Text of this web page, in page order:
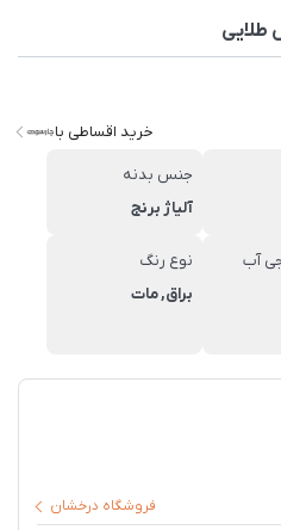
خرید اقساطی با
جنس بدنه
آلیاژ برنج
آب
نوع رنگ
براق, مات
فروشگاه درخشان